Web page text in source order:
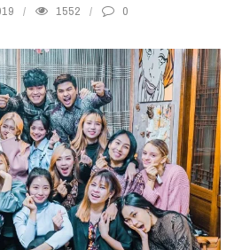
1552 0